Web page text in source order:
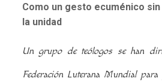
Como un gesto ecuménico
la unidad
Un grupo de teólogos se han
Federación Luterana Mundial